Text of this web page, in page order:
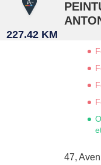
227.42 KM
47,